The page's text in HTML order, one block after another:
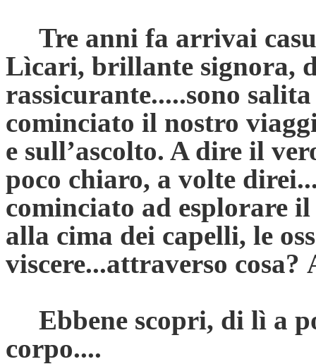
Tre anni fa arrivai
Lìcari, brillante signora,
rassicurante.....sono
cominciato il nostro
e sull’ascolto. A dire il
poco chiaro, a volte
cominciato ad esplorare
alla cima dei capelli, le
viscere...attraverso
Ebbene scopri, di lì a
corpo....